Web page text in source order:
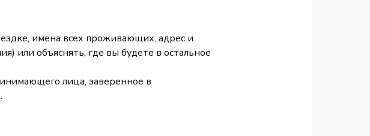
имена всех проживающих, адрес и
или объяснять, где вы будете в остальное
лица, заверенное в